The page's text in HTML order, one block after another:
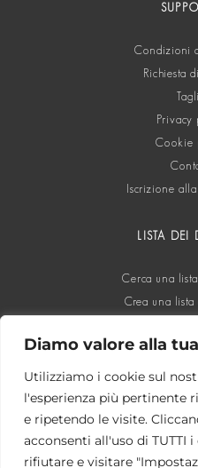
Diamo valore alla
Utilizziamo i cookie sul
l'esperienza più pertinente
e ripetendo le visite.
acconsenti all'uso di TUTTI
rifiutare e visitare
Condizioni
Richiesta
Privacy
Cookie
Iscrizione
LISTA DEI
Cerca una
Crea una lista